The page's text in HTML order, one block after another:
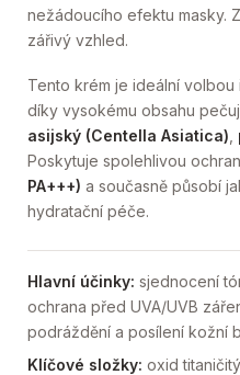
nežádoucího efektu masky.
zářivý vzhled.
Tento krém je ideální
díky vysokému obsahu
asijský (Centella Asiatica)
Poskytuje spolehlivou
PA+++) a současně působí
hydratační péče.
Hlavní účinky: sjednocení
ochrana před UVA/UVB
podráždění a posílení kožní
Klíčové složky: oxid